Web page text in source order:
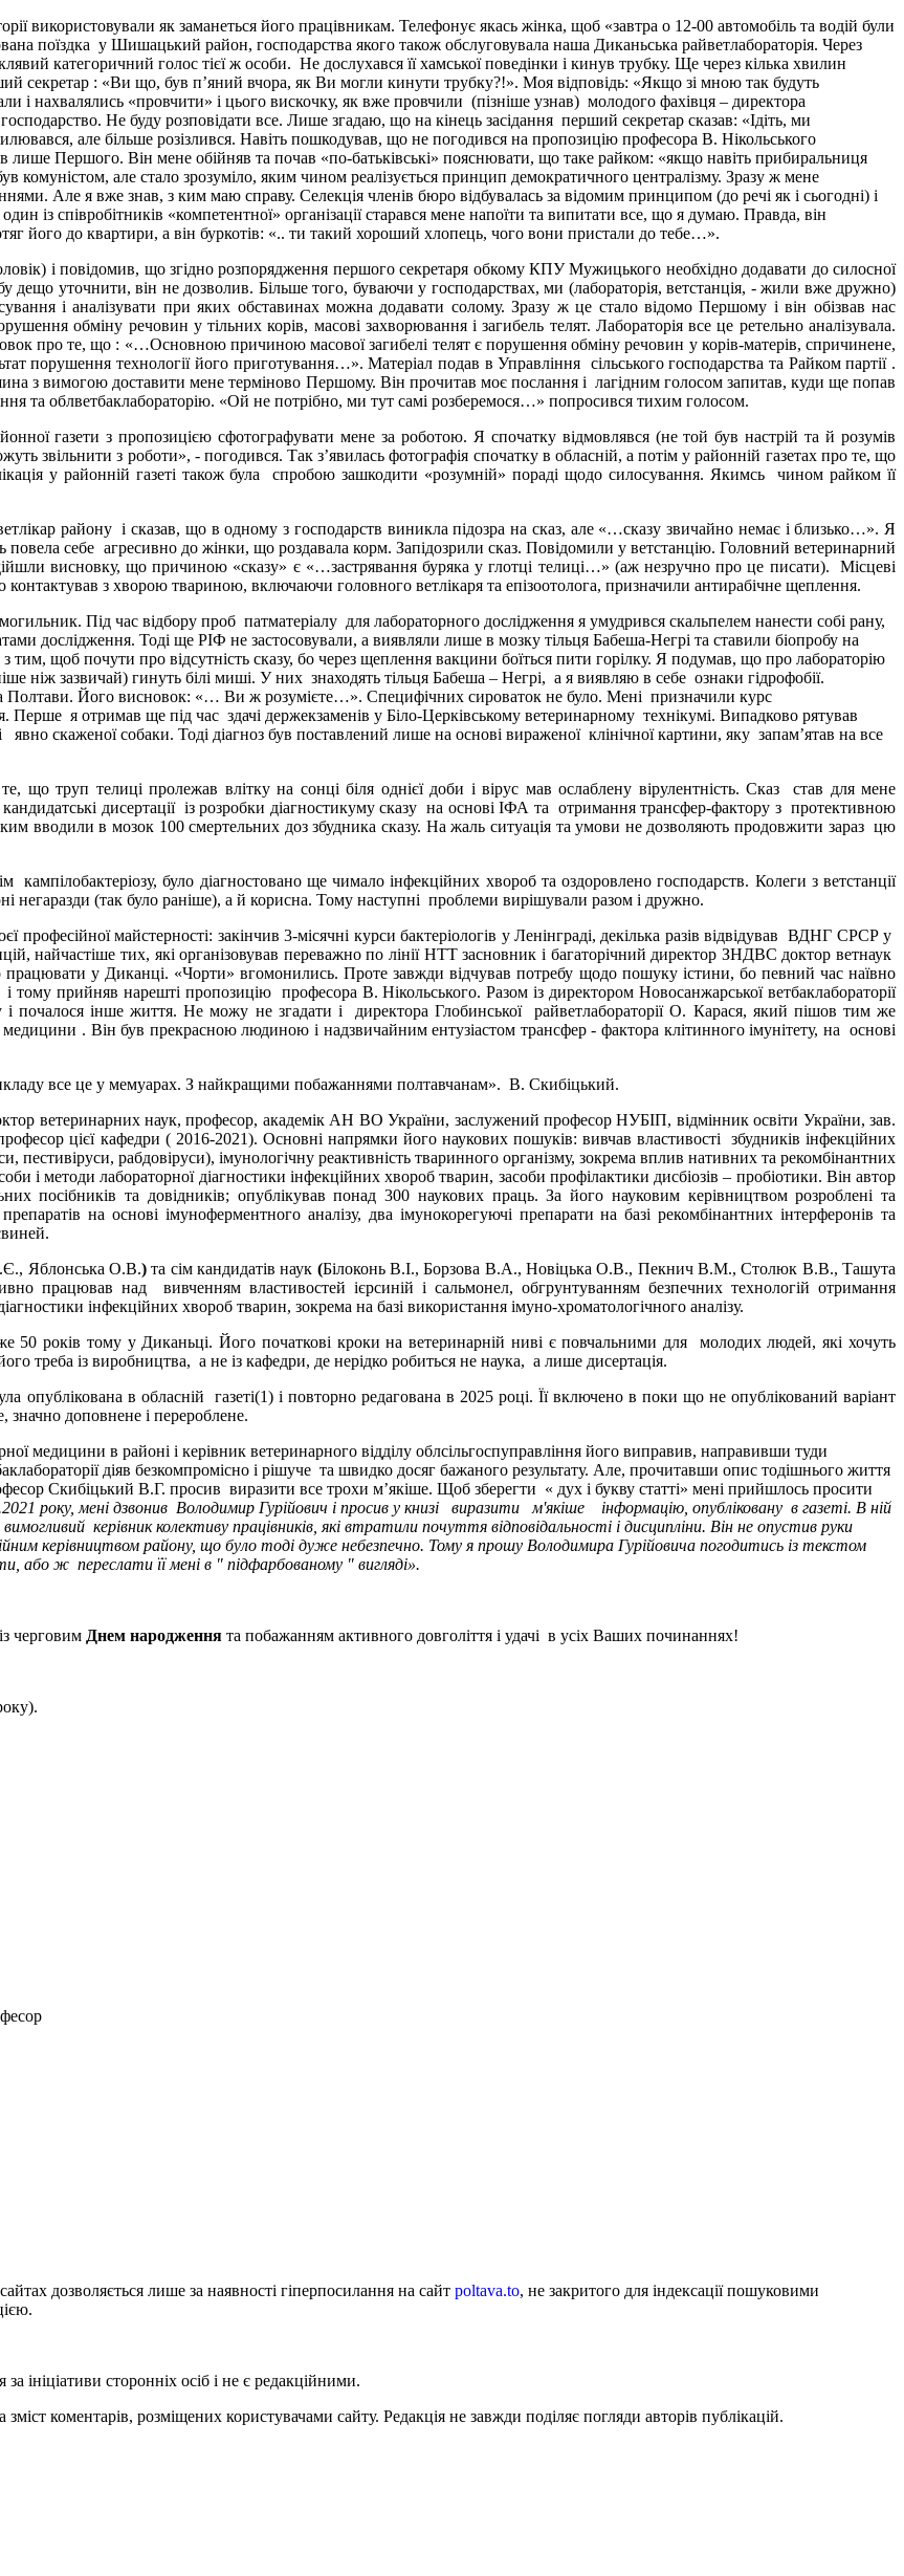
як заманеться його працівникам. Телефонує якась жінка, щоб «завтра о 12-00 автомобіль та водій були
поїздка у Шишацький район, господарства якого також обслуговувала наша Диканьська райветлабораторія. Через
категоричний голос тієї ж особи. Не дослухався її хамської поведінки і кинув трубку. Ще через кілька хвилин
секретар : «Ви що, був п’яний вчора, як Ви могли кинути трубку?!». Моя відповідь: «Якщо зі мною так будуть
і нахвалялись «провчити» і цього вискочку, як вже провчили (пізніше узнав) молодого фахівця – директора
Не буду розповідати все. Лише згадаю, що на кінець засідання перший секретар сказав: «Ідіть, ми
але більше розізлився. Навіть пошкодував, що не погодився на пропозицію професора В. Нікольського
лише Першого. Він мене обійняв та почав «по-батьківські» пояснювати, що таке райком: «якщо навіть прибиральниця
комуністом, але стало зрозуміло, яким чином реалізується принцип демократичного централізму. Зразу ж мене
Але я вже знав, з ким маю справу. Селекція членів бюро відбувалась за відомим принципом (до речі як і сьогодні) і
із співробітників «компетентної» організації старався мене напоїти та випитати все, що я думаю. Правда, він
його до квартири, а він буркотів: «.. ти такий хороший хлопець, чого вони пристали до тебе…».
і повідомив, що згідно розпорядження першого секретаря обкому КПУ Мужицького необхідно додавати до силосної
дещо уточнити, він не дозволив. Більше того, буваючи у господарствах, ми (лабораторія, ветстанція, - жили вже дружно)
і аналізувати при яких обставинах можна додавати солому. Зразу ж це стало відомо Першому і він обізвав нас
обміну речовин у тільних корів, масові захворювання і загибель телят. Лабораторія все це ретельно аналізувала.
про те, що : «…Основною причиною масової загибелі телят є порушення обміну речовин у корів-матерів, спричинене,
порушення технології його приготування…». Матеріал подав в Управління сільського господарства та Райком партії .
з вимогою доставити мене терміново Першому. Він прочитав моє послання і лагідним голосом запитав, куди ще попав
та облветбаклабораторію. «Ой не потрібно, ми тут самі розберемося…» попросився тихим голосом.
газети з пропозицією сфотографувати мене за роботою. Я спочатку відмовлявся (не той був настрій та й розумів
звільнити з роботи», - погодився. Так з’явилась фотографія спочатку в обласній, а потім у районній газетах про те, що
у районній газеті також була спробою зашкодити «розумній» пораді щодо силосування. Якимсь чином райком її
району і сказав, що в одному з господарств виникла підозра на сказ, але «…сказу звичайно немає і близько…». Я
себе агресивно до жінки, що роздавала корм. Запідозрили сказ. Повідомили у ветстанцію. Головний ветеринарний
висновку, що причиною «сказу» є «…застрявання буряка у глотці телиці…» (аж незручно про це писати). Місцеві
з хворою твариною, включаючи головного ветлікаря та епізоотолога, призначили антирабічне щеплення.
Під час відбору проб патматеріалу для лабораторного дослідження я умудрився скальпелем нанести собі рану,
дослідження. Тоді ще РІФ не застосовували, а виявляли лише в мозку тільця Бабеша-Негрі та ставили біопробу на
щоб почути про відсутність сказу, бо через щеплення вакцини боїться пити горілку. Я подумав, що про лабораторію
ніж зазвичай) гинуть білі миші. У них знаходять тільця Бабеша – Негрі, а я виявляю в себе ознаки гідрофобії.
Полтави. Його висновок: «… Ви ж розумієте…». Специфічних сироваток не було. Мені призначили курс
я отримав ще під час здачі держекзаменів у Біло-Церківському ветеринарному технікумі. Випадково рятував
скаженої собаки. Тоді діагноз був поставлений лише на основі вираженої клінічної картини, яку запам’ятав на все
телиці пролежав влітку на сонці біля однієї доби і вірус мав ослаблену вірулентність. Сказ став для мене
дисертації із розробки діагностикуму сказу на основі ІФА та отримання трансфер-фактору з протективною
вводили в мозок 100 смертельних доз збудника сказу. На жаль ситуація та умови не дозволяють продовжити зараз цю
було діагностовано ще чимало інфекційних хвороб та оздоровлено господарств. Колеги з ветстанції
негаразди (так було раніше), а й корисна. Тому наступні проблеми вирішували разом і дружно.
майстерності: закінчив 3-місячні курси бактеріологів у Ленінграді, декілька разів відвідував ВДНГ СРСР у
найчастіше тих, які організовував переважно по лінії НТТ засновник і багаторічний директор ЗНДВС доктор ветнаук
у Диканці. «Чорти» вгомонились. Проте завжди відчував потребу щодо пошуку істини, бо певний час наївно
прийняв нарешті пропозицію професора В. Нікольського. Разом із директором Новосанжарської ветбаклабораторії
інше життя. Не можу не згадати і директора Глобинської райветлабораторії О. Карася, який пішов тим же
. Він був прекрасною людиною і надзвичайним ентузіастом трансфер - фактора клітинного імунітету, на основі
все це у мемуарах. З найкращими побажаннями полтавчанам». В. Скибіцький.
ветеринарних наук, професор, академік АН ВО України, заслужений професор НУБІП, відмінник освіти України, зав.
професор цієї кафедри ( 2016-2021). Основні напрямки його наукових пошуків: вивчав властивості збудників інфекційних
пестивіруси, рабдовіруси), імунологічну реактивність тваринного організму, зокрема вплив нативних та рекомбінантних
і методи лабораторної діагностики інфекційних хвороб тварин, засоби профілактики дисбіозів – пробіотики. Він автор
посібників та довідників; опублікував понад 300 наукових праць. За його науковим керівництвом розроблені та
на основі імуноферментного аналізу, два імунокорегуючі препарати на базі рекомбінантних інтерферонів та
Яблонська О.В.) та сім кандидатів наук (Білоконь В.І., Борзова В.А., Новіцька О.В., Пекнич В.М., Столюк В.В., Ташута
працював над вивченням властивостей ієрсиній і сальмонел, обгрунтуванням безпечних технологій отримання
інфекційних хвороб тварин, зокрема на базі використання імуно-хроматологічного аналізу.
тому у Диканьці. Його початкові кроки на ветеринарній ниві є повчальними для молодих людей, які хочуть
треба із виробництва, а не із кафедри, де нерідко робиться не наука, а лише дисертація.
в обласній газеті(1) і повторно редагована в 2025 році. Її включено в поки що не опублікований варіант
доповнене і перероблене.
медицини в районі і керівник ветеринарного відділу облсільгоспуправління його виправив, направивши туди
діяв безкомпромісно і рішуче та швидко досяг бажаного результату. Але, прочитавши опис тодішнього життя
Скибіцький В.Г. просив виразити все трохи м’якіше. Щоб зберегти « дух і букву статті» мені прийшлось просити
року, мені дзвонив Володимир Гурійович і просив у книзі виразити м'якіше інформацію, опубліковану в газеті. В ній
керівник колективу працівників, які втратили почуття відповідальності і дисципліни. Він не опустив руки
керівництвом району, що було тоді дуже небезпечно. Тому я прошу Володимира Гурійовича погодитись із текстом
або ж переслати її мені в " підфарбованому " вигляді».
черговим Днем народження та побажанням активного довголіття і удачі в усіх Ваших починаннях!
дозволяється лише за наявності гіперпосилання на сайт poltava.to, не закритого для індексації пошуковими
ініціативи сторонніх осіб і не є редакційними.
коментарів, розміщених користувачами сайту. Редакція не завжди поділяє погляди авторів публікацій.